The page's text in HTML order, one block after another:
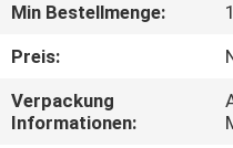
DATENSCHUTZ-
Min Bestellmenge:
Preis:
Verpackung
Informationen: